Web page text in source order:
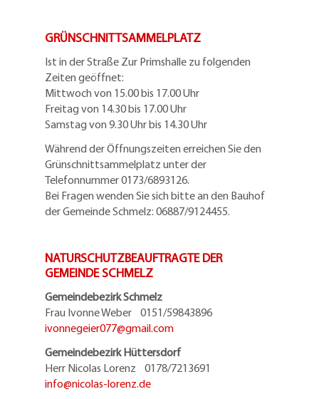
GRÜNSCHNITTSAMMELPLATZ
Ist in der Straße Zur Primshalle zu folgenden
Zeiten geöffnet:
Mittwoch von 15.00 bis 17.00 Uhr
Freitag von 14.30 bis 17.00 Uhr
Samstag von 9.30 Uhr bis 14.30 Uhr
Während der Öffnungszeiten erreichen Sie den
Grünschnittsammelplatz unter der
Telefonnummer 0173/6893126.
Bei Fragen wenden Sie sich bitte an den Bauhof
der Gemeinde Schmelz: 06887/9124455.
NATURSCHUTZBEAUFTRAGTE DER
GEMEINDE SCHMELZ
Gemeindebezirk Schmelz
Frau Ivonne Weber 0151/59843896
ivonnegeier077@gmail.com
Gemeindebezirk Hüttersdorf
Herr Nicolas Lorenz 0178/7213691
info@nicolas-lorenz.de